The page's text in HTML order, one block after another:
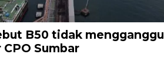
B50 tidak mengganggu
Sumbar